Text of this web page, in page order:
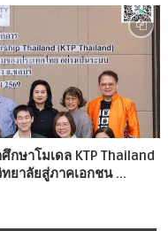
กษาโมเดล KTP Thailand
ทยาลัยสู่ภาคเอกชน ...